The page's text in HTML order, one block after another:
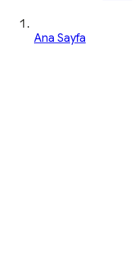
Ana Sayfa